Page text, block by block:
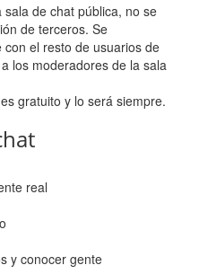
de chat pública, no se
de terceros. Se
el resto de usuarios de
los moderadores de la sala
gratuito y lo será siempre.
real
y conocer gente